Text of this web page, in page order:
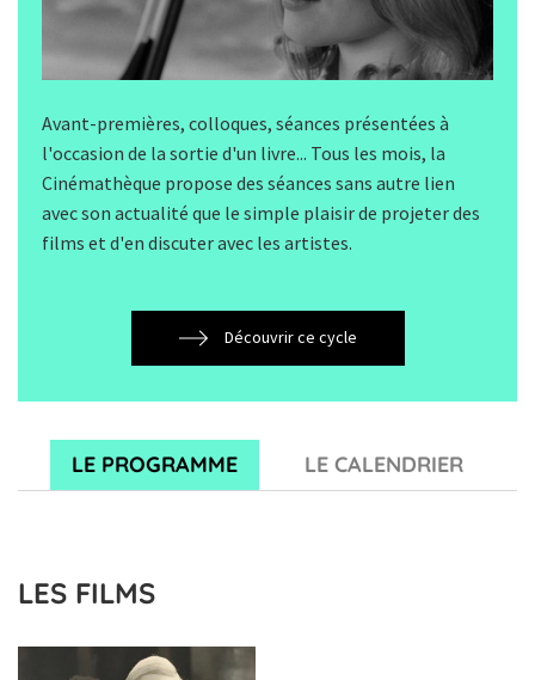
Avant-premières, colloques, séances présentées à
l'occasion de la sortie d'un livre... Tous les mois, la
Cinémathèque propose des séances sans autre lien
avec son actualité que le simple plaisir de projeter des
films et d'en discuter avec les artistes.
Découvrir ce cycle
LE PROGRAMME LE CALENDRIER
LES FILMS